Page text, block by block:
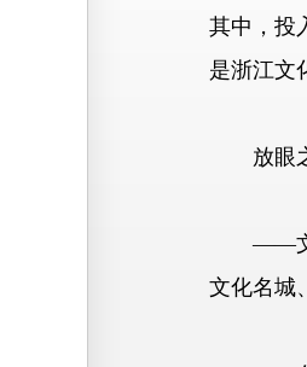
其中，投
是浙江文
放眼之
——文化
文化名城